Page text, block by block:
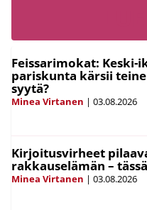
Feissarimokat: Keski-
pariskunta kärsii
syytä?
Minea Virtanen | 03.08.2026
Kirjoitusvirheet
rakkauselämän –
Minea Virtanen | 03.08.2026